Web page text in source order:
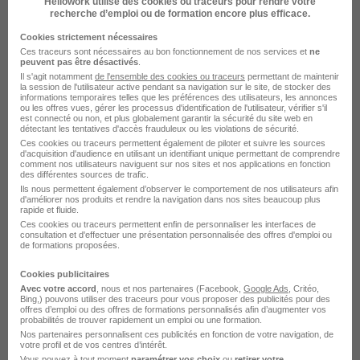
Missions d'Intérim Animateur périscolaire
Voir les villes pour une mission d'interim Animateur
périscolaire
Missions d'Intérim Animateur scolaire
Voir les villes pour une mission d'interim Animateur
scolaire
Missions d'Intérim Animatrice de centre de
loisirs
Voir les villes pour une mission d'interim Animatrice de
centre de loisirs
Missions d'Intérim Chef de table
Voir les villes pour une mission d'interim Chef de table
recherche d’emploi ou de formation encore plus efficace.
Cookies strictement nécessaires
Ces traceurs sont nécessaires au bon fonctionnement de nos services et ne
peuvent pas être désactivés
Il s'agit notamment de l'ensemble des cookies ou traceurs permettant de maintenir
la session de l'utilisateur active pendant sa navigation sur le site, de stocker des
informations temporaires telles que les préférences des utilisateurs, les annonces
ou les offres vues, gérer les processus d'identification de l'utilisateur, vérifier s'il
est connecté ou non, et plus globalement garantir la sécurité du site web en
détectant les tentatives d'accès frauduleux ou les violations de sécurité.
Ces cookies ou traceurs permettent également de piloter et suivre les sources
d'acquisition d'audience en utilisant un identifiant unique permettant de comprendre
comment nos utilisateurs naviguent sur nos sites et nos applications en fonction
des différentes sources de trafic.
Ils nous permettent également d’observer le comportement de nos utilisateurs afin
d'améliorer nos produits et rendre la navigation dans nos sites beaucoup plus
rapide et fluide.
Ces cookies ou traceurs permettent enfin de personnaliser les interfaces de
consultation et d'effectuer une présentation personnalisée des offres d'emploi ou
de formations proposées.
Cookies publicitaires
Avec votre accord , nous et nos partenaires (Facebook, Google Ads , Critéo,
Bing,) pouvons utiliser des traceurs pour vous proposer des publicités pour des
offres d’emploi ou des offres de formations personnalisés afin d’augmenter vos
probabilités de trouver rapidement un emploi ou une formation.
Nos partenaires personnalisent ces publicités en fonction de votre navigation, de
votre profil et de vos centres d’intérêt.